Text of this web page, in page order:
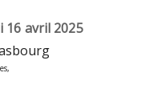
16 avril 2025